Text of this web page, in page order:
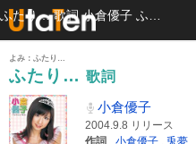
よみ：ふたり…
ふたり… 歌詞
小倉優子
2004.9.8 リリース
作詞
小倉優子 , 兎夢